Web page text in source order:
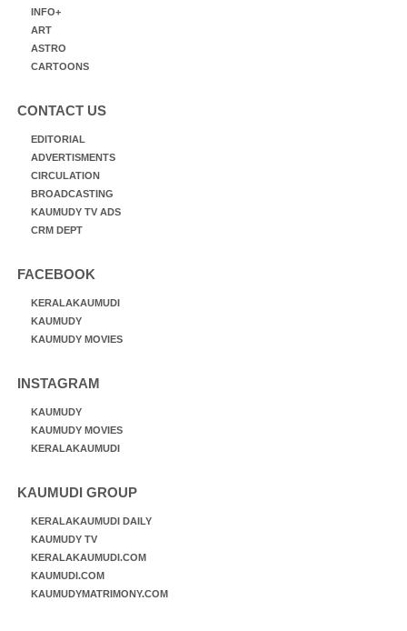
INFO+
ART
ASTRO
CARTOONS
CONTACT US
EDITORIAL
ADVERTISMENTS
CIRCULATION
BROADCASTING
KAUMUDY TV ADS
CRM DEPT
FACEBOOK
KERALAKAUMUDI
KAUMUDY
KAUMUDY MOVIES
INSTAGRAM
KAUMUDY
KAUMUDY MOVIES
KERALAKAUMUDI
KAUMUDI GROUP
KERALAKAUMUDI DAILY
KAUMUDY TV
KERALAKAUMUDI.COM
KAUMUDI.COM
KAUMUDYMATRIMONY.COM